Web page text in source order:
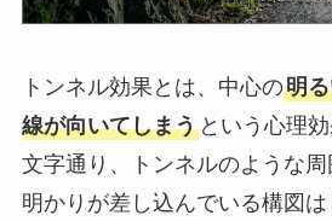
トンネル効果とは、中心の明
線が向いてしまうという心理効
文字通り、トンネルのような
明かりが差し込んでいる構図